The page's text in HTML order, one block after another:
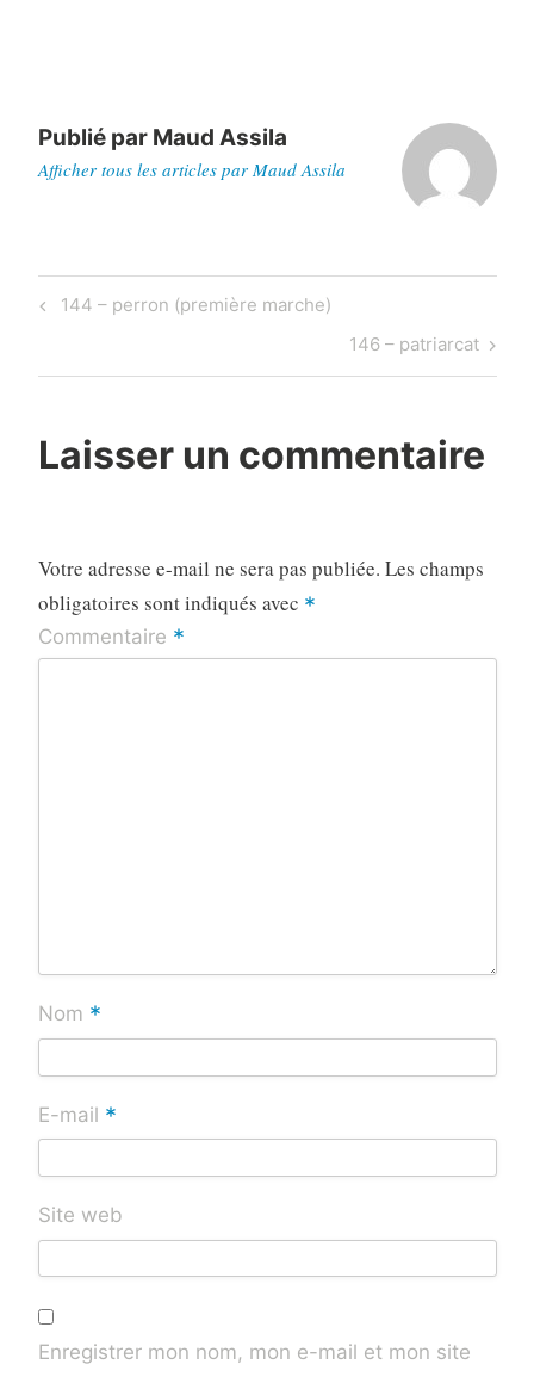
Publié par Maud Assila
Afficher tous les articles par Maud Assila
Navigation
Previous
144 – perron (première marche)
Next
Post
146 – patriarcat
Laisser un commentaire
Votre adresse e-mail ne sera pas publiée. Les champs
obligatoires sont indiqués avec *
Commentaire *
Nom *
E-mail *
Site web
Enregistrer mon nom, mon e-mail et mon site